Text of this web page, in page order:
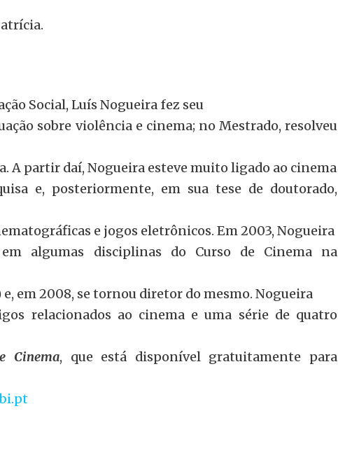
Social, Luís Nogueira fez seu
sobre violência e cinema; no Mestrado, resolveu
A partir daí, Nogueira esteve muito ligado ao cinema
e, posteriormente, em sua tese de doutorado,
e jogos eletrônicos. Em 2003, Nogueira
algumas disciplinas do Curso de Cinema na
em 2008, se tornou diretor do mesmo. Nogueira
relacionados ao cinema e uma série de quatro
Cinema, que está disponível gratuitamente para